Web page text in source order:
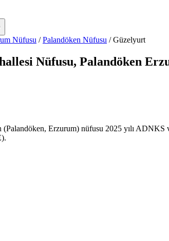
Nüfusu / Palandöken Nüfusu /Güzelyurt
Nüfusu, Palandöken
Erzurum) nüfusu 2025 yılı ADNKS